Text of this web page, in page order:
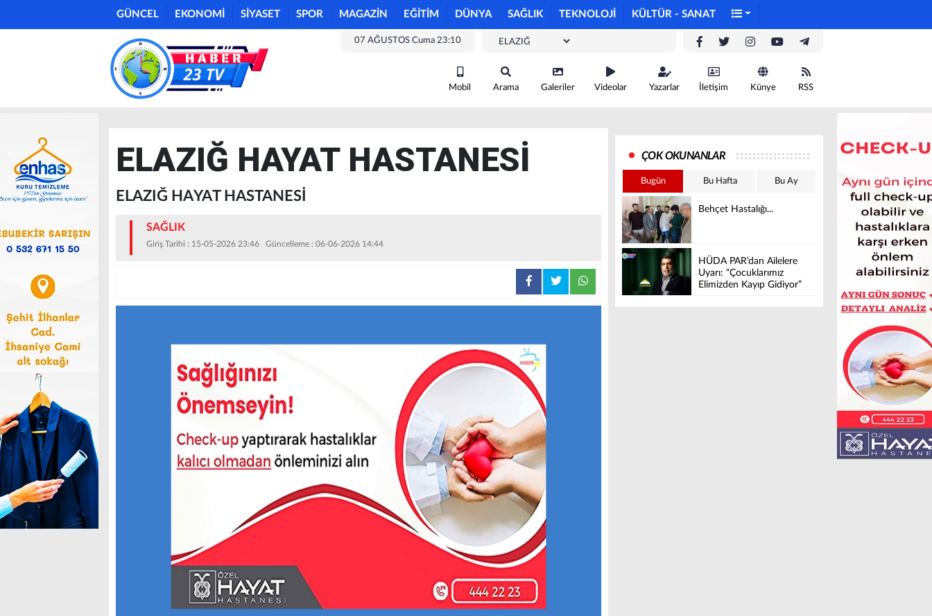
GÜNCEL EKONOMİ SİYASET SPOR MAGAZİN EĞİTİM DÜNYA SAĞLIK TEKNOLOJİ KÜLTÜR - SANAT
07 AĞUSTOS Cuma 23:10
Mobil Arama Galeriler Videolar Yazarlar İletişim Künye RSS
ELAZIĞ HAYAT HASTANESİ
ELAZIĞ HAYAT HASTANESİ
SAĞLIK
Giriş Tarihi : 15-05-2026 23:46 Güncelleme : 06-06-2026 14:44
ÇOK OKUNANLAR
Bugün Bu Hafta Bu Ay
Behçet Hastalığı...
HÜDA PAR’dan Ailelere
Uyarı: “Çocuklarımız
Elimizden Kayıp Gidiyor”